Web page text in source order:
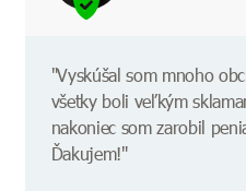
"Vyskúšal som mnoho
všetky boli veľkým
nakoniec som zarobil
Ďakujem!"